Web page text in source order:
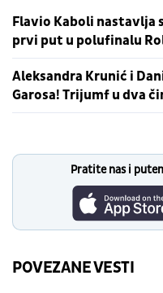
Flavio Kaboli nastavlja
prvi put u polufinalu
Aleksandra Krunić i
Garosa! Trijumf u dva
Pratite nas i
POVEZANE VESTI